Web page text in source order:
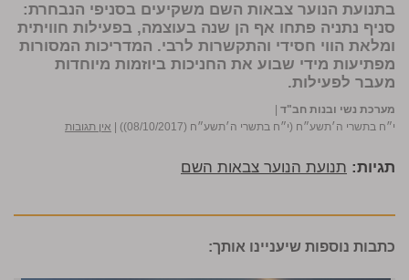
בתנועת הנוער צבאות השם משקיעים בסניפי הנבחרת:
סניף נתניה פתחו אף הן שנה בעוצמה, בפעילות חוויתית
ומלאת הווי חסידי והתקשרות לרבי. המדריכות המסורות
מפתיעות מידי שבוע את החניכות ביוזמות מיוחדות
מעבר לפעילות.
מערכת נשי ובנות חב"ד
י״ח בתשרי ה׳תשע״ח (י״ח בתשרי ה׳תשע״ח (08/10/2017))
אין תגובות
תגיות: תנועת הנוער צבאות השם
כתבות נוספות שיעניינו אותך: